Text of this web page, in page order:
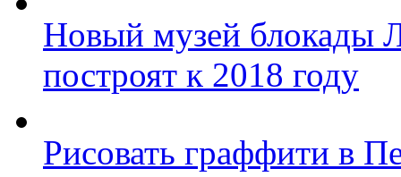
Новый музей блокады
построят к 2018 году
Рисовать граффити в